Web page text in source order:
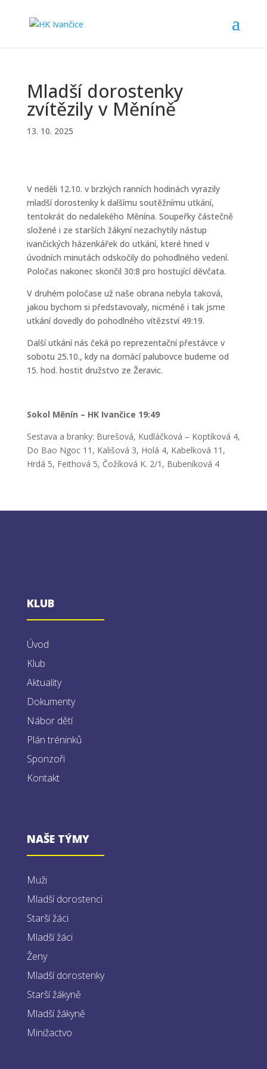
Mladší dorostenky
zvítězily v Měníně
13. 10. 2025
V neděli 12.10. v brzkých ranních hodinách vyrazily
mladší dorostenky k dalšímu soutěžnímu utkání,
tentokrát do nedalekého Měnína. Soupeřky částečně
složené i ze starších žákyní nezachytily nástup
ivančických házenkářek do utkání, které hned v
úvodních minutách odskočily do pohodlného vedení.
Poločas nakonec skončil 30:8 pro hostující děvčata.
V druhém poločase už naše obrana nebyla taková,
jakou bychom si představovaly, nicméně i tak jsme
utkání dovedly do pohodlného vítězství 49:19.
Další utkání nás čeká po reprezentační přestávce v
sobotu 25.10., kdy na domácí palubovce budeme od
15. hod. hostit družstvo ze Žeravic.
Sokol Měnín – HK Ivančice 19:49
Sestava a branky: Burešová, Kudláčková – Koptíková 4,
Do Bao Ngoc 11, Kališová 3, Holá 4, Kabelková 11,
Hrdá 5, Feithová 5, Čožíková K. 2/1, Bubeníková 4
KLUB
Úvod
Klub
Aktuality
Dokumenty
Nábor dětí
Plán tréninků
Sponzoři
Kontakt
NAŠE TÝMY
Muži
Mladší dorostenci
Starší žáci
Mladší žáci
Ženy
Mladší dorostenky
Starší žákyně
Mladší žákyně
Minižactvo